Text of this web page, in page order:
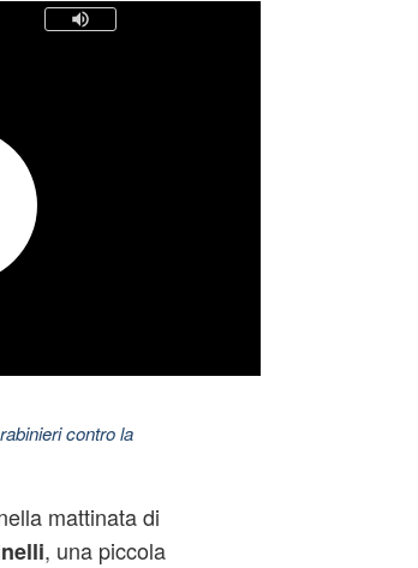
contro la
mattinata di
, una piccola